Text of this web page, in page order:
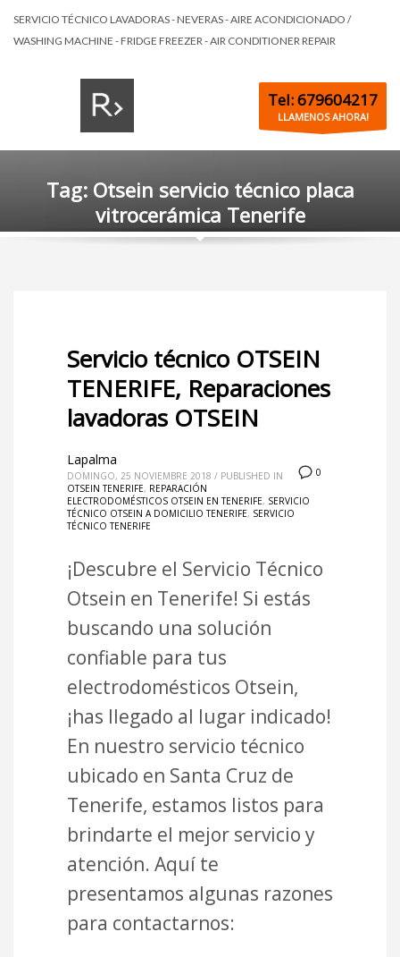
SERVICIO TÉCNICO LAVADORAS - NEVERAS - AIRE ACONDICIONADO /
WASHING MACHINE - FRIDGE FREEZER - AIR CONDITIONER REPAIR
Tel: 679604217
LLAMENOS AHORA!
Tag: Otsein servicio técnico placa
vitrocerámica Tenerife
Servicio técnico OTSEIN
TENERIFE, Reparaciones
lavadoras OTSEIN
0
Lapalma
DOMINGO, 25 NOVIEMBRE 2018 / PUBLISHED IN
OTSEIN TENERIFE, REPARACIÓN
ELECTRODOMÉSTICOS OTSEIN EN TENERIFE, SERVICIO
TÉCNICO OTSEIN A DOMICILIO TENERIFE, SERVICIO
TÉCNICO TENERIFE
¡Descubre el Servicio Técnico
Otsein en Tenerife! Si estás
buscando una solución
confiable para tus
electrodomésticos Otsein,
¡has llegado al lugar indicado!
En nuestro servicio técnico
ubicado en Santa Cruz de
Tenerife, estamos listos para
brindarte el mejor servicio y
atención. Aquí te
presentamos algunas razones
para contactarnos: